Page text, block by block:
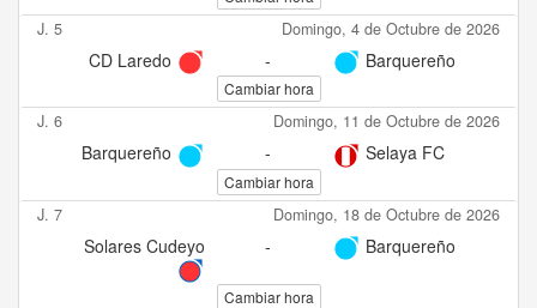
J. 5 Domingo, 4 de Octubre de 2026
CD Laredo - Barquereño
Cambiar hora
J. 6 Domingo, 11 de Octubre de 2026
Barquereño - Selaya FC
Cambiar hora
J. 7 Domingo, 18 de Octubre de 2026
Solares Cudeyo - Barquereño
Cambiar hora